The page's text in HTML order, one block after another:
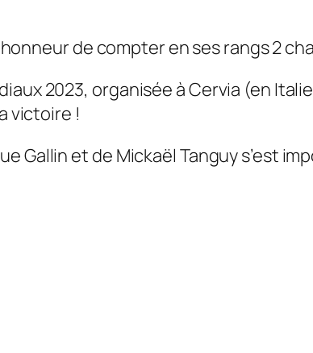
de compter en ses rangs 2
2023, organisée à Cervia (en
victoire !
Gallin et de Mickaël Tanguy s’est